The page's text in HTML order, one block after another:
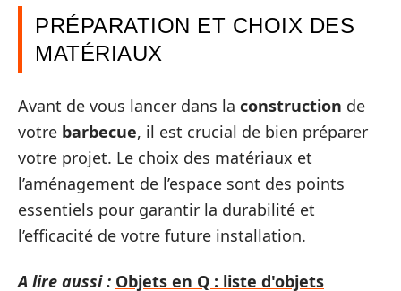
PRÉPARATION ET CHOIX DES
MATÉRIAUX
Avant de vous lancer dans la construction de
votre barbecue, il est crucial de bien préparer
votre projet. Le choix des matériaux et
l’aménagement de l’espace sont des points
essentiels pour garantir la durabilité et
l’efficacité de votre future installation.
A lire aussi : Objets en Q : liste d'objets